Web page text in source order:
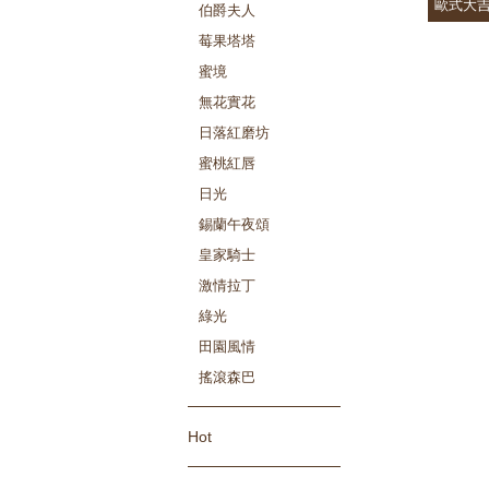
伯爵夫人
莓果塔塔
蜜境
無花實花
日落紅磨坊
蜜桃紅唇
日光
錫蘭午夜頌
皇家騎士
激情拉丁
綠光
田園風情
搖滾森巴
Hot
歐式大